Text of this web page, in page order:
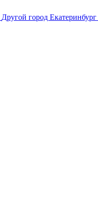
Другой город Екатеринбург